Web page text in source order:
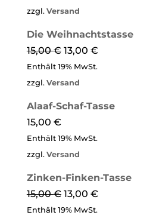
zzgl. Versand
Die Weih­nachts­tasse
15,00€ 13,00 €
Enthält 19% MwSt.
zzgl. Versand
Alaaf-Schaf-Tasse
15,00 €
Enthält 19% MwSt.
zzgl. Versand
Zinken-Finken-Tasse
15,00€ 13,00 €
Enthält 19% MwSt.